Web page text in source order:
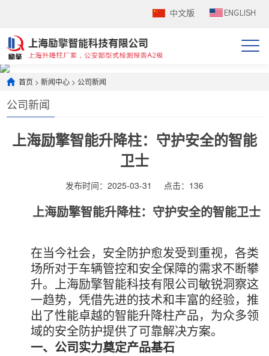
首页 >新闻中心 >公司新闻
公司新闻
上海励擎智能升降柱：守护安全的智能
卫士
发布时间：2025-03-31 点击： 136
上海励擎智能升降柱：守护安全的智能卫士
在当今社会，安全防护愈发受到重视，各类
场所对于车辆管控和安全保障的需求不断攀
升。上海励擎智能科技有限公司敏锐洞察这
一趋势，凭借先进的技术和丰富的经验，推
出了性能卓越的智能升降柱产品，为众多领
域的安全防护提供了可靠解决方案。
一、公司实力奠定产品基石